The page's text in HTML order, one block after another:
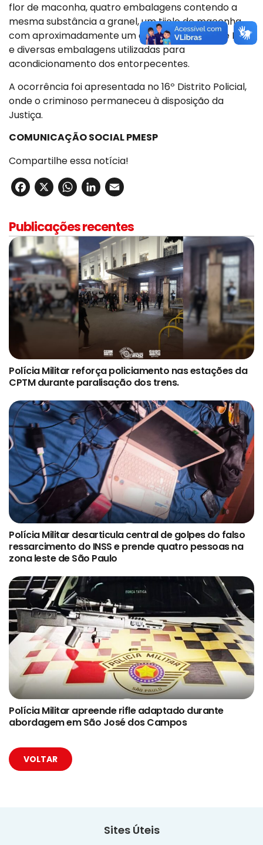
flor de maconha, quatro embalagens contendo a
mesma substância a granel, um tijolo de maconha
com aproximadamente um quilo, 27 porções de ICE
e diversas embalagens utilizadas para
acondicionamento dos entorpecentes.
A ocorrência foi apresentada no 16º Distrito Policial,
onde o criminoso permaneceu à disposição da
Justiça.
COMUNICAÇÃO SOCIAL PMESP
Compartilhe essa notícia!
Facebook
X WhatsApp
LinkedIn
Publicações recentes
Polícia Militar reforça policiamento nas estações da
CPTM durante paralisação dos trens.
Polícia Militar desarticula central de golpes do falso
ressarcimento do INSS e prende quatro pessoas na
zona leste de São Paulo
Polícia Militar apreende rifle adaptado durante
abordagem em São José dos Campos
VOLTAR
Sites Úteis